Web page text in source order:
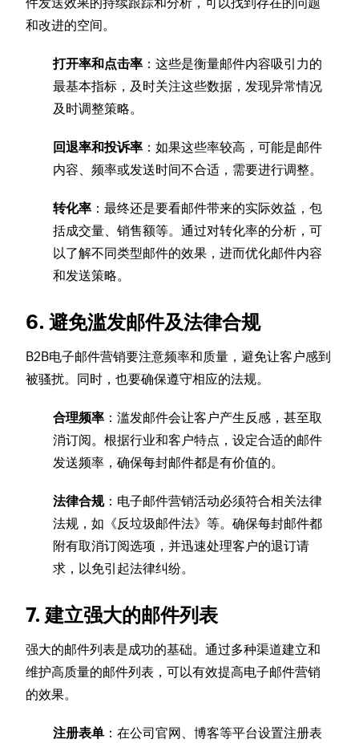
件发送效果的持续跟踪和分析，可以找到存在的问题
和改进的空间。
打开率和点击率 ：这些是衡量邮件内容吸引力的
最基本指标，及时关注这些数据，发现异常情况
及时调整策略。
回退率和投诉率 ：如果这些率较高，可能是邮件
内容、频率或发送时间不合适，需要进行调整。
转化率 ：最终还是要看邮件带来的实际效益，包
括成交量、销售额等。通过对转化率的分析，可
以了解不同类型邮件的效果，进而优化邮件内容
和发送策略。
6. 避免滥发邮件及法律合规
B2B电子邮件营销要注意频率和质量，避免让客户感到
被骚扰。同时，也要确保遵守相应的法规。
合理频率 ：滥发邮件会让客户产生反感，甚至取
消订阅。根据行业和客户特点，设定合适的邮件
发送频率，确保每封邮件都是有价值的。
法律合规：电子邮件营销活动必须符合相关法律
法规，如《反垃圾邮件法》等。确保每封邮件都
附有取消订阅选项，并迅速处理客户的退订请
求，以免引起法律纠纷。
7. 建立强大的邮件列表
强大的邮件列表是成功的基础。通过多种渠道建立和
维护高质量的邮件列表，可以有效提高电子邮件营销
的效果。
注册表单 ：在公司官网、博客等平台设置注册表